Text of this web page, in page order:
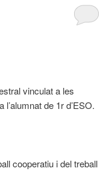
vinculat a les
de 1r d’ESO.
cooperatiu i del treball